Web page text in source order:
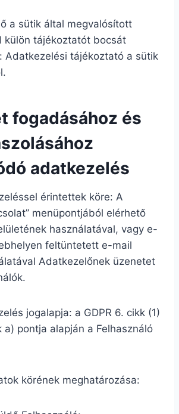
a sütik által megvalósított
külön tájékoztatót bocsát
Adatkezelési tájékoztató a sütik
fogadásához és
adatkezelés
érintettek köre: A
menüpontjából elérhető
használatával, vagy e-
feltüntetett e-mail
Adatkezelőnek üzenetet
jogalapja: a GDPR 6. cikk (1)
a) pontja alapján a Felhasználó
körének meghatározása: